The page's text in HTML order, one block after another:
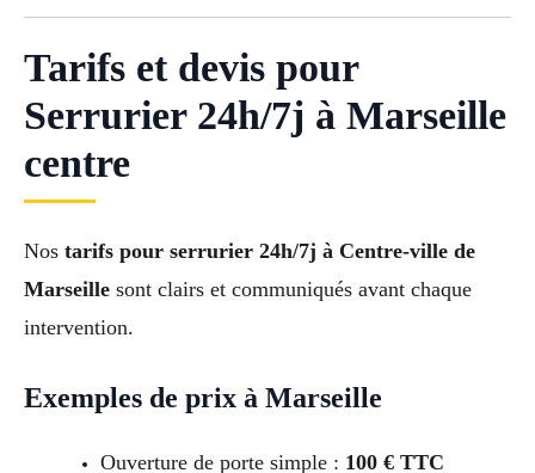
Tarifs et devis pour
Serrurier 24h/7j à Marseille
centre
Nos tarifs pour serrurier 24h/7j à Centre-ville de
Marseille sont clairs et communiqués avant chaque
intervention.
Exemples de prix à Marseille
Ouverture de porte simple : 100 € TTC